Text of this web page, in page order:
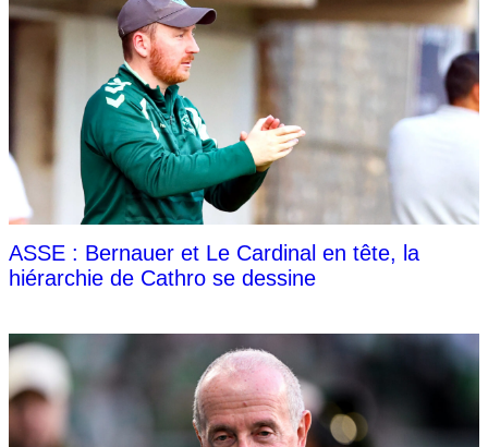
ASSE : Bernauer et Le Cardinal en tête, la
hiérarchie de Cathro se dessine